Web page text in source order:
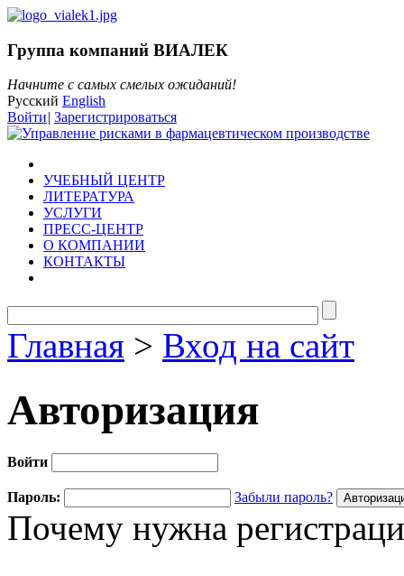
Группа компаний ВИАЛЕК
Начните с самых смелых ожиданий!
Русский English
Войти| Зарегистрироваться
УЧЕБНЫЙ ЦЕНТР
ЛИТЕРАТУРА
УСЛУГИ
ПРЕСС-ЦЕНТР
О КОМПАНИИ
КОНТАКТЫ
Главная > Вход на сайт
Авторизация
Войти
Пароль: Забыли пароль?
Почему нужна